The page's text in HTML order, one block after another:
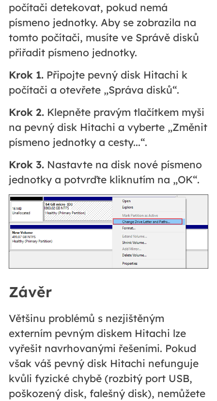
počítači detekovat, pokud nemá
písmeno jednotky. Aby se zobrazila na
tomto počítači, musíte ve Správě disků
přiřadit písmeno jednotky.
Krok 1.Připojte pevný disk Hitachi k
počítači a otevřete „Správa disků“.
Krok 2.Klepněte pravým tlačítkem myši
na pevný disk Hitachi a vyberte „Změnit
písmeno jednotky a cesty...“.
Krok 3.Nastavte na disk nové písmeno
jednotky a potvrďte kliknutím na „OK“.
Závěr
Většinu problémů s nezjištěným
externím pevným diskem Hitachi lze
vyřešit navrhovanými řešeními. Pokud
však váš pevný disk Hitachi nefunguje
kvůli fyzické chybě (rozbitý port USB,
poškozený disk, falešný disk), nemůžete